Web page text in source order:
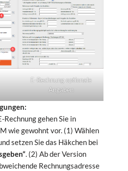
E-Rechnung optionale
Angaben
Rechnung gehen Sie in
wie gewohnt vor. (1) Wählen
setzen Sie das Häkchen bei
. (2) Ab der Version
Rechnungsadresse